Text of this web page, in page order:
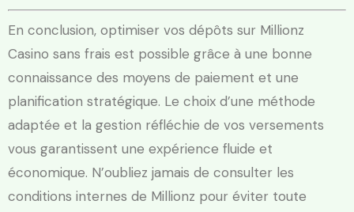
En conclusion, optimiser vos dépôts sur Millionz
Casino sans frais est possible grâce à une bonne
connaissance des moyens de paiement et une
planification stratégique. Le choix d’une méthode
adaptée et la gestion réfléchie de vos versements
vous garantissent une expérience fluide et
économique. N’oubliez jamais de consulter les
conditions internes de Millionz pour éviter toute